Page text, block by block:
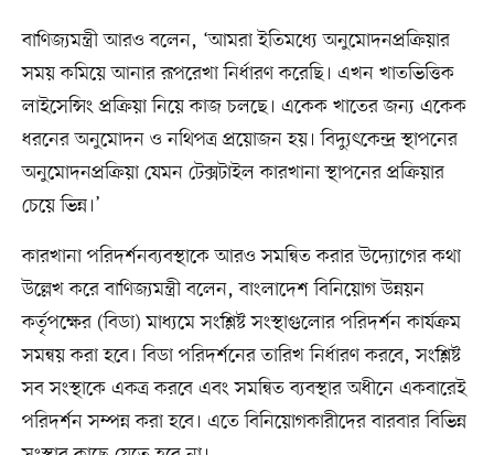
বাণিজ্যমন্ত্রী আরও বলেন, ‘আমরা ইতিমধ্যে অনুমোদনপ্রক্রিয়ার
সময় কমিয়ে আনার রূপরেখা নির্ধারণ করেছি। এখন খাতভিত্তিক
লাইসেন্সিং প্রক্রিয়া নিয়ে কাজ চলছে। একেক খাতের জন্য একেক
ধরনের অনুমোদন ও নথিপত্র প্রয়োজন হয়। বিদ্যুৎকেন্দ্র স্থাপনের
অনুমোদনপ্রক্রিয়া যেমন টেক্সটাইল কারখানা স্থাপনের প্রক্রিয়ার
চেয়ে ভিন্ন।’
কারখানা পরিদর্শনব্যবস্থাকে আরও সমন্বিত করার উদ্যোগের কথা
উল্লেখ করে বাণিজ্যমন্ত্রী বলেন, বাংলাদেশ বিনিয়োগ উন্নয়ন
কর্তৃপক্ষের (বিডা) মাধ্যমে সংশ্লিষ্ট সংস্থাগুলোর পরিদর্শন কার্যক্রম
সমন্বয় করা হবে। বিডা পরিদর্শনের তারিখ নির্ধারণ করবে, সংশ্লিষ্ট
সব সংস্থাকে একত্র করবে এবং সমন্বিত ব্যবস্থার অধীনে একবারেই
পরিদর্শন সম্পন্ন করা হবে। এতে বিনিয়োগকারীদের বারবার বিভিন্ন